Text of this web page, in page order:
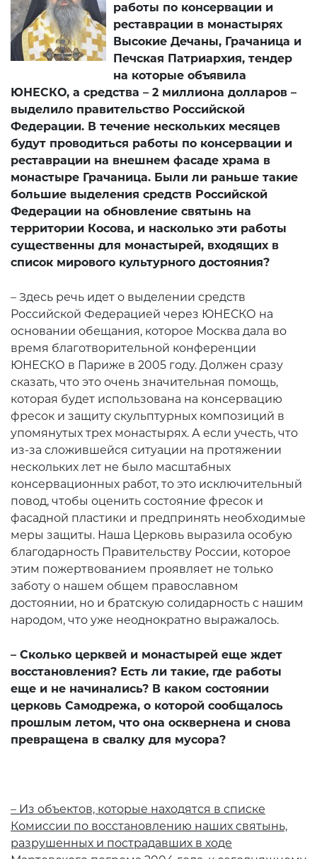
работы по консервации и
реставрации в монастырях
Высокие Дечаны, Грачаница и
Печская Патриархия, тендер
на которые объявила
ЮНЕСКО, а средства – 2 миллиона долларов –
выделило правительство Российской
Федерации. В течение нескольких месяцев
будут проводиться работы по консервации и
реставрации на внешнем фасаде храма в
монастыре Грачаница. Были ли раньше такие
большие выделения средств Российской
Федерации на обновление святынь на
территории Косова, и насколько эти работы
существенны для монастырей, входящих в
список мирового культурного достояния?
– Здесь речь идет о выделении средств
Российской Федерацией через ЮНЕСКО на
основании обещания, которое Москва дала во
время благотворительной конференции
ЮНЕСКО в Париже в 2005 году. Должен сразу
сказать, что это очень значительная помощь,
которая будет использована на консервацию
фресок и защиту скульптурных композиций в
упомянутых трех монастырях. А если учесть, что
из-за сложившейся ситуации на протяжении
нескольких лет не было масштабных
консервационных работ, то это исключительный
повод, чтобы оценить состояние фресок и
фасадной пластики и предпринять необходимые
меры защиты. Наша Церковь выразила особую
благодарность Правительству России, которое
этим пожертвованием проявляет не только
заботу о нашем общем православном
достоянии, но и братскую солидарность с нашим
народом, что уже неоднократно выражалось.
– Сколько церквей и монастырей еще ждет
восстановления? Есть ли такие, где работы
еще и не начинались? В каком состоянии
церковь Самодрежа, о которой сообщалось
прошлым летом, что она осквернена и снова
превращена в свалку для мусора?
– Из объектов, которые находятся в списке
Комиссии по восстановлению наших святынь,
разрушенных и пострадавших в ходе